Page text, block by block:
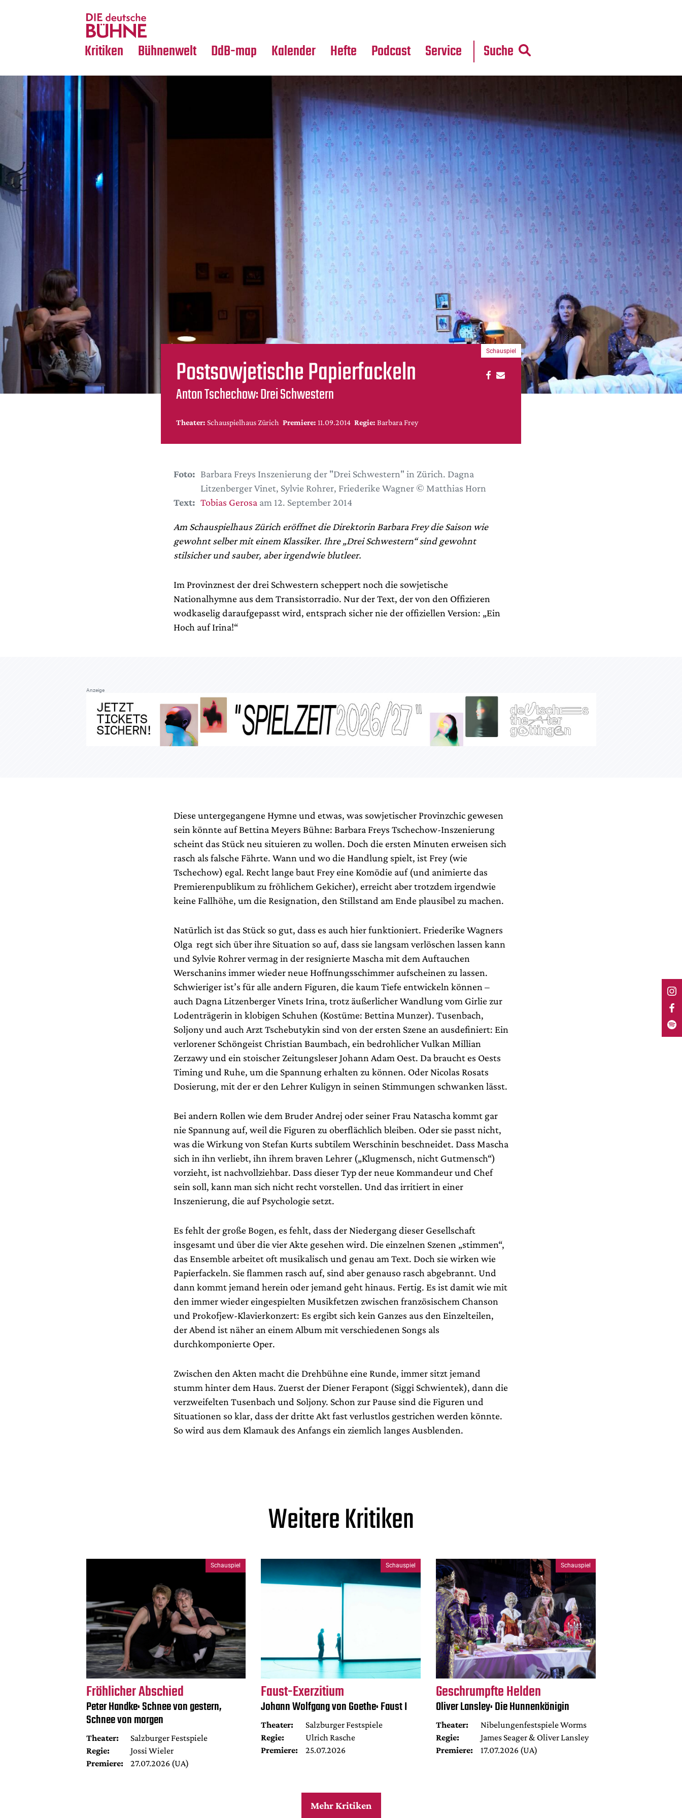
Kritiken
Crossover
Bühnenwelt
Medientipps
DdB-map Kalender Hefte Podcast Service Suche
Postsowjetische Papierfackeln
Anton Tschechow: Drei Schwestern
Theater: Schauspielhaus Zürich Premiere: 11.09.2014 Regie: Barbara Frey
Schauspiel
Foto: Barbara Freys Inszenierung der "Drei Schwestern" in Zürich. Dagna
Litzenberger Vinet, Sylvie Rohrer, Friederike Wagner © Matthias Horn
Text: Tobias Gerosa am 12. September 2014
Am Schauspielhaus Zürich eröffnet die Direktorin Barbara Frey die Saison wie
gewohnt selber mit einem Klassiker. Ihre „Drei Schwestern“ sind gewohnt
stilsicher und sauber, aber irgendwie blutleer.
Im Provinznest der drei Schwestern scheppert noch die sowjetische
Nationalhymne aus dem Transistorradio. Nur der Text, der von den Offizieren
wodkaselig daraufgepasst wird, entsprach sicher nie der offiziellen Version: „Ein
Hoch auf Irina!“
Anzeige
Diese untergegangene Hymne und etwas, was sowjetischer Provinzchic gewesen
sein könnte auf Bettina Meyers Bühne: Barbara Freys Tschechow-Inszenierung
scheint das Stück neu situieren zu wollen. Doch die ersten Minuten erweisen sich
rasch als falsche Fährte. Wann und wo die Handlung spielt, ist Frey (wie
Tschechow) egal. Recht lange baut Frey eine Komödie auf (und animierte das
Premierenpublikum zu fröhlichem Gekicher), erreicht aber trotzdem irgendwie
keine Fallhöhe, um die Resignation, den Stillstand am Ende plausibel zu machen.
Natürlich ist das Stück so gut, dass es auch hier funktioniert. Friederike Wagners
Olga regt sich über ihre Situation so auf, dass sie langsam verlöschen lassen kann
und Sylvie Rohrer vermag in der resignierte Mascha mit dem Auftauchen
Werschanins immer wieder neue Hoffnungsschimmer aufscheinen zu lassen.
Schwieriger ist’s für alle andern Figuren, die kaum Tiefe entwickeln können –
auch Dagna Litzenberger Vinets Irina, trotz äußerlicher Wandlung vom Girlie zur
Lodenträgerin in klobigen Schuhen (Kostüme: Bettina Munzer). Tusenbach,
Soljony und auch Arzt Tschebutykin sind von der ersten Szene an ausdefiniert: Ein
verlorener Schöngeist Christian Baumbach, ein bedrohlicher Vulkan Millian
Zerzawy und ein stoischer Zeitungsleser Johann Adam Oest. Da braucht es Oests
Timing und Ruhe, um die Spannung erhalten zu können. Oder Nicolas Rosats
Dosierung, mit der er den Lehrer Kuligyn in seinen Stimmungen schwanken lässt.
Bei andern Rollen wie dem Bruder Andrej oder seiner Frau Natascha kommt gar
nie Spannung auf, weil die Figuren zu oberflächlich bleiben. Oder sie passt nicht,
was die Wirkung von Stefan Kurts subtilem Werschinin beschneidet. Dass Mascha
sich in ihn verliebt, ihn ihrem braven Lehrer („Klugmensch, nicht Gutmensch“)
vorzieht, ist nachvollziehbar. Dass dieser Typ der neue Kommandeur und Chef
sein soll, kann man sich nicht recht vorstellen. Und das irritiert in einer
Inszenierung, die auf Psychologie setzt.
Es fehlt der große Bogen, es fehlt, dass der Niedergang dieser Gesellschaft
insgesamt und über die vier Akte gesehen wird. Die einzelnen Szenen „stimmen“,
das Ensemble arbeitet oft musikalisch und genau am Text. Doch sie wirken wie
Papierfackeln. Sie flammen rasch auf, sind aber genauso rasch abgebrannt. Und
dann kommt jemand herein oder jemand geht hinaus. Fertig. Es ist damit wie mit
den immer wieder eingespielten Musikfetzen zwischen französischem Chanson
und Prokofjew-Klavierkonzert: Es ergibt sich kein Ganzes aus den Einzelteilen,
der Abend ist näher an einem Album mit verschiedenen Songs als
durchkomponierte Oper.
Zwischen den Akten macht die Drehbühne eine Runde, immer sitzt jemand
stumm hinter dem Haus. Zuerst der Diener Ferapont (Siggi Schwientek), dann die
verzweifelten Tusenbach und Soljony. Schon zur Pause sind die Figuren und
Situationen so klar, dass der dritte Akt fast verlustlos gestrichen werden könnte.
So wird aus dem Klamauk des Anfangs ein ziemlich langes Ausblenden.
Weitere Kritiken
Schauspiel
Fröhlicher Abschied
Peter Handke: Schnee von gestern,
Schnee von morgen
Theater:
Salzburger Festspiele
Regie:
Jossi Wieler
Premiere:
27.07.2026 (UA)
Schauspiel
Faust-Exerzitium
Johann Wolfgang von Goethe: Faust I
Theater:
Salzburger Festspiele
Regie:
Ulrich Rasche
Premiere:
25.07.2026
Schauspiel
Geschrumpfte Helden
Oliver Lansley: Die Hunnenkönigin
Theater:
Nibelungenfestspiele Worms
Regie:
James Seager & Oliver Lansley
Premiere:
17.07.2026 (UA)
Mehr Kritiken